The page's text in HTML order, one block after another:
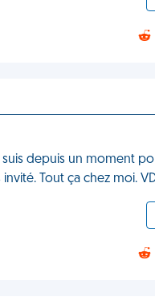
depuis un moment
Tout ça chez moi.